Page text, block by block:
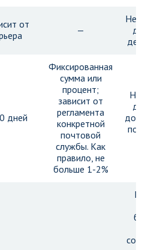
от
—
Не
дней
Фиксированная
сумма или
процент;
зависит от
регламента
конкретной
почтовой
службы. Как
правило, не
больше 1-2%
Не